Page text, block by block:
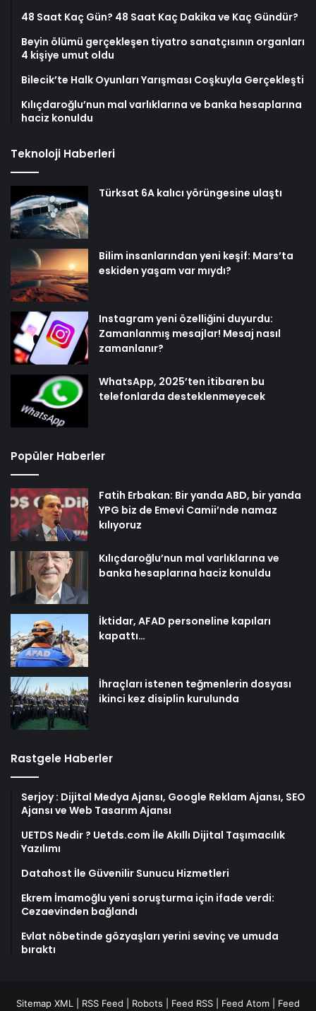
48 Saat Kaç Gün? 48 Saat Kaç Dakika ve Kaç Gündür?
Beyin ölümü gerçekleşen tiyatro sanatçısının organları
4 kişiye umut oldu
Bilecik’te Halk Oyunları Yarışması Coşkuyla Gerçekleşti
Kılıçdaroğlu’nun mal varlıklarına ve banka hesaplarına
haciz konuldu
Teknoloji Haberleri
Türksat 6A kalıcı yörüngesine ulaştı
Bilim insanlarından yeni keşif: Mars’ta
eskiden yaşam var mıydı?
Instagram yeni özelliğini duyurdu:
Zamanlanmış mesajlar! Mesaj nasıl
zamanlanır?
WhatsApp, 2025’ten itibaren bu
telefonlarda desteklenmeyecek
Popüler Haberler
Fatih Erbakan: Bir yanda ABD, bir yanda
YPG biz de Emevi Camii’nde namaz
kılıyoruz
Kılıçdaroğlu’nun mal varlıklarına ve
banka hesaplarına haciz konuldu
İktidar, AFAD personeline kapıları
kapattı…
İhraçları istenen teğmenlerin dosyası
ikinci kez disiplin kurulunda
Rastgele Haberler
Serjoy : Dijital Medya Ajansı, Google Reklam Ajansı, SEO
Ajansı ve Web Tasarım Ajansı
UETDS Nedir ? Uetds.com İle Akıllı Dijital Taşımacılık
Yazılımı
Datahost İle Güvenilir Sunucu Hizmetleri
Ekrem İmamoğlu yeni soruşturma için ifade verdi:
Cezaevinden bağlandı
Evlat nöbetinde gözyaşları yerini sevinç ve umuda
bıraktı
Sitemap XML RSS Feed Robots Feed RSS Feed Atom Feed